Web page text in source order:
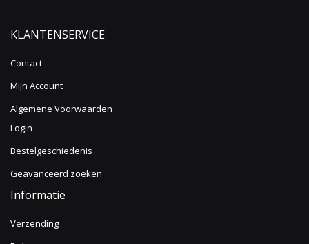
KLANTENSERVICE
Contact
Mijn Account
Algemene Voorwaarden
Login
Bestelgeschiedenis
Geavanceerd zoeken
Informatie
Verzending